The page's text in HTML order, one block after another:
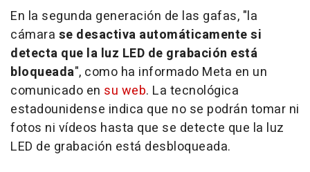
En la segunda generación de las gafas, "la
cámara se desactiva automáticamente si
detecta que la luz LED de grabación está
bloqueada", como ha informado Meta en un
comunicado en su web. La tecnológica
estadounidense indica que no se podrán tomar ni
fotos ni vídeos hasta que se detecte que la luz
LED de grabación está desbloqueada.